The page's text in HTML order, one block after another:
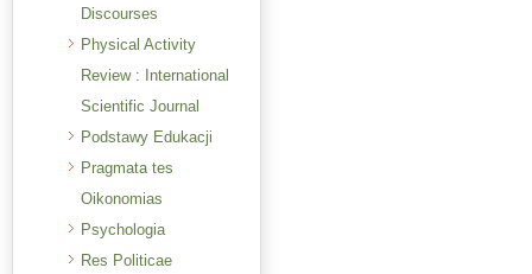
Discourses
Physical Activity
Review : International
Scientific Journal
Podstawy Edukacji
Pragmata tes
Oikonomias
Psychologia
Res Politicae